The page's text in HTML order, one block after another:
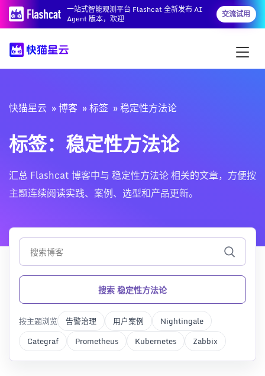
一站式智能观测平台 Flashcat 全新发布 AI
Agent 版本，欢迎
交流试用
快猫星云 博客 标签 稳定性方法论
标签：稳定性方法论
汇总 Flashcat 博客中与 稳定性方法论 相关的文章，方便按
主题连续阅读实践、案例、选型和产品更新。
搜索 稳定性方法论
按主题浏览 告警治理 用户案例
Nightingale
Categraf
Prometheus Kubernetes Zabbix